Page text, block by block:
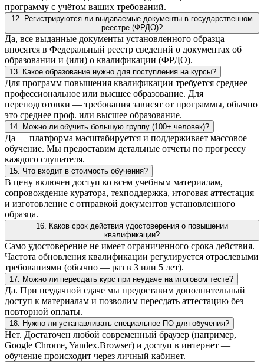
программу с учётом ваших требований.
12. Регистрируются ли выдаваемые документы в государственном
реестре (ФРДО)?
Да, все выданные документы установленного образца
вносятся в Федеральный реестр сведений о документах об
образовании и (или) о квалификации (ФРДО).
13. Какое образование нужно для поступления на курсы?
Для программ повышения квалификации требуется среднее
профессиональное или высшее образование. Для
переподготовки — требования зависят от программы, обычно
это среднее проф. или высшее образование.
14. Можно ли обучить большую группу (100+ человек)?
Да — платформа масштабируется и поддерживает массовое
обучение. Мы предоставим детальные отчеты по прогрессу
каждого слушателя.
15. Что входит в стоимость обучения?
В цену включен доступ ко всем учебным материалам,
сопровождение куратора, техподдержка, итоговая аттестация
и изготовление с отправкой документов установленного
образца.
16. Каков срок действия удостоверения о повышении
квалификации?
Само удостоверение не имеет ограниченного срока действия.
Частота обновления квалификации регулируется отраслевыми
требованиями (обычно — раз в 3 или 5 лет).
17. Можно ли пересдать курс при неудаче на итоговом тесте?
Да. При неудачной сдаче мы предоставим дополнительный
доступ к материалам и позволим пересдать аттестацию без
повторной оплаты.
18. Нужно ли устанавливать специальное ПО для обучения?
Нет. Достаточен любой современный браузер (например,
Google Chrome, Yandex.Browser) и доступ в интернет —
обучение происходит через личный кабинет.